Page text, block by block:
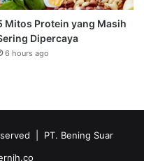
Mitos Protein yang Masih
Dipercaya
6 hours ago
| PT. Bening Suar